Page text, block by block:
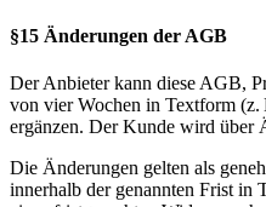
§15 Änderungen der AGB
Der Anbieter kann diese AGB,
von vier Wochen in Textform
ergänzen. Der Kunde wird über
Die Änderungen gelten als
innerhalb der genannten Frist in